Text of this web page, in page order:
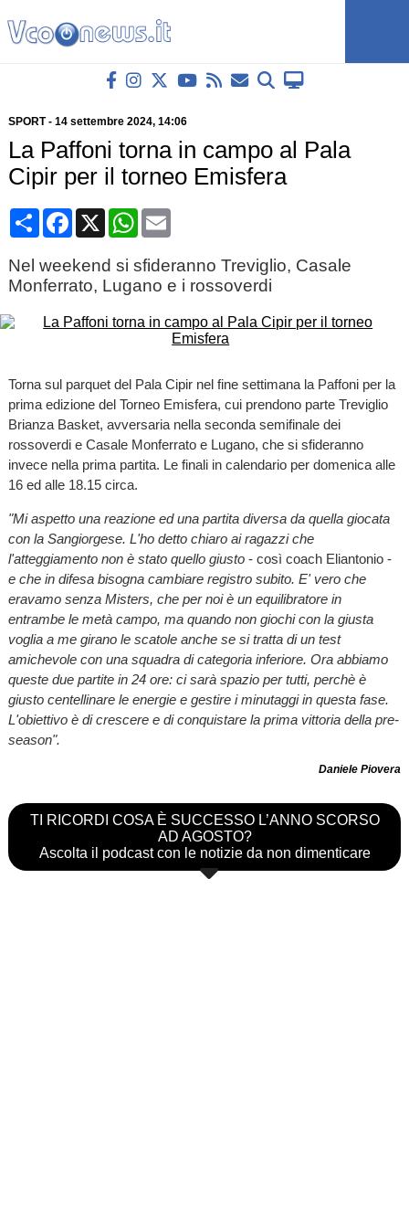
SPORT- 14 settembre 2024, 14:06
La Paffoni torna in campo al Pala
Cipir per il torneo Emisfera
CondividiFacebook
X WhatsApp
Email
Nel weekend si sfideranno Treviglio, Casale
Monferrato, Lugano e i rossoverdi
Torna sul parquet del Pala Cipir nel fine settimana la Paffoni per la
prima edizione del Torneo Emisfera, cui prendono parte Treviglio
Brianza Basket, avversaria nella seconda semifinale dei
rossoverdi e Casale Monferrato e Lugano, che si sfideranno
invece nella prima partita. Le finali in calendario per domenica alle
16 ed alle 18.15 circa.
"Mi aspetto una reazione ed una partita diversa da quella giocata
con la Sangiorgese. L'ho detto chiaro ai ragazzi che
l'atteggiamento non è stato quello giusto - così coach Eliantonio -
e che in difesa bisogna cambiare registro subito. E' vero che
eravamo senza Misters, che per noi è un equilibratore in
entrambe le metà campo, ma quando non giochi con la giusta
voglia a me girano le scatole anche se si tratta di un test
amichevole con una squadra di categoria inferiore. Ora abbiamo
queste due partite in 24 ore: ci sarà spazio per tutti, perchè è
giusto centellinare le energie e gestire i minutaggi in questa fase.
L'obiettivo è di crescere e di conquistare la prima vittoria della pre-
season".
Daniele Piovera
TI RICORDI COSA È SUCCESSO L’ANNO SCORSO
AD AGOSTO?
Ascolta il podcast con le notizie da non dimenticare